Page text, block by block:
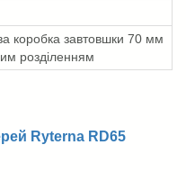
коробка завтовшки 70 мм
розділенням
Ryterna RD65